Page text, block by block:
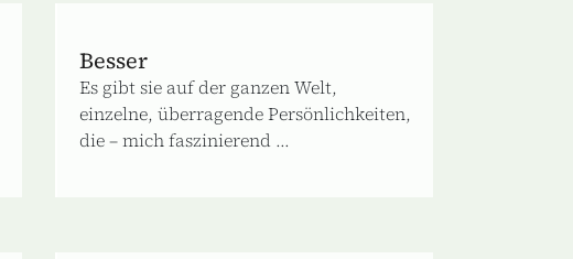
Besser
Es gibt sie auf der ganzen Welt,
einzelne, überragende Persönlichkeiten,
die – mich faszinierend ...